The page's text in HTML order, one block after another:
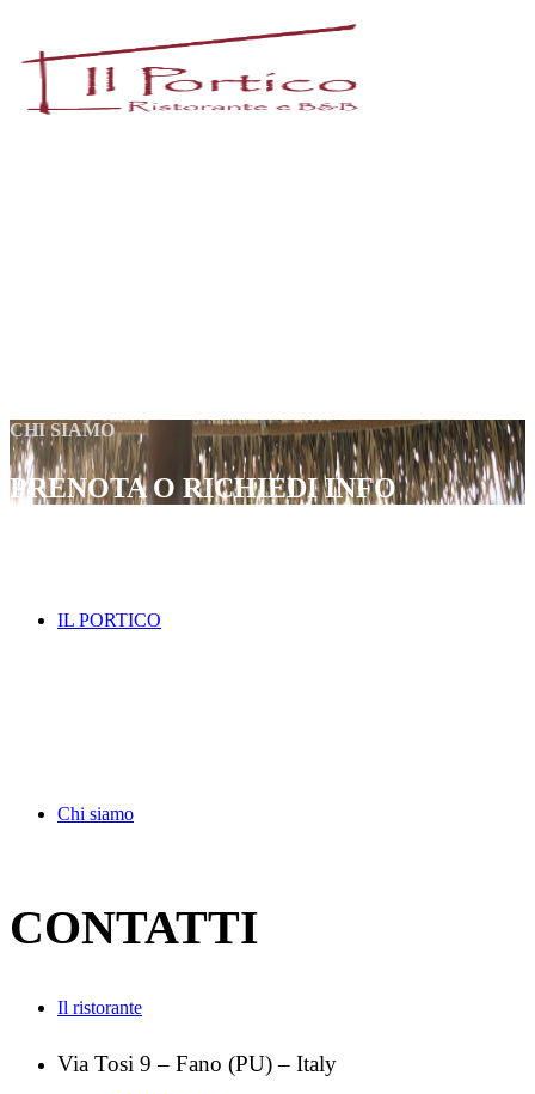
IL PORTICO
Chi siamo
Il ristorante
CHI SIAMO
PRENOTA O RICHIEDI INFO
CONTATTI
Via Tosi 9 – Fano (PU) – Italy